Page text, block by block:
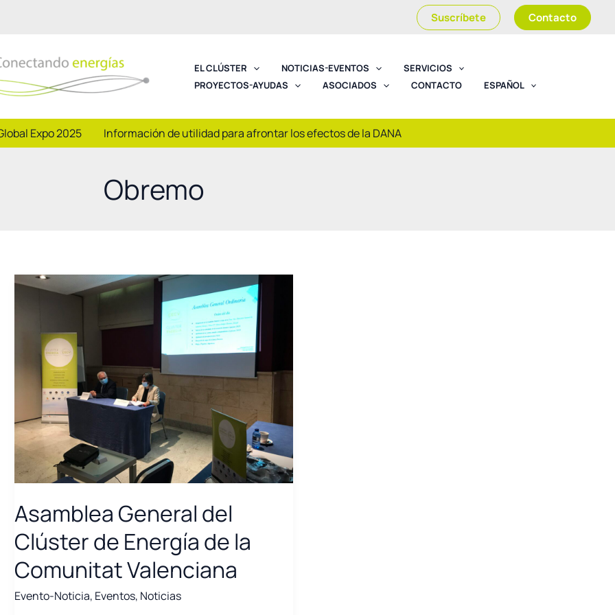
Suscríbete Contacto
EL CLÚSTER NOTICIAS-EVENTOS
SERVICIOS
PROYECTOS-AYUDAS
ASOCIADOS CONTACTO ESPAÑOL
Expo 2025 Información de utilidad para afrontar los efectos de la DANA
Obremo
Asamblea General del
Clúster de Energía de la
Comunitat Valenciana
Evento-Noticia, Eventos, Noticias